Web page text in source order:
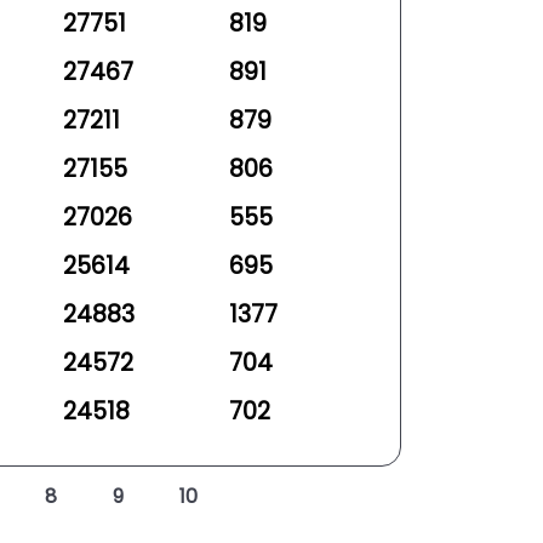
27751
819
27467
891
27211
879
27155
806
27026
555
25614
695
24883
1377
24572
704
24518
702
8 9 10